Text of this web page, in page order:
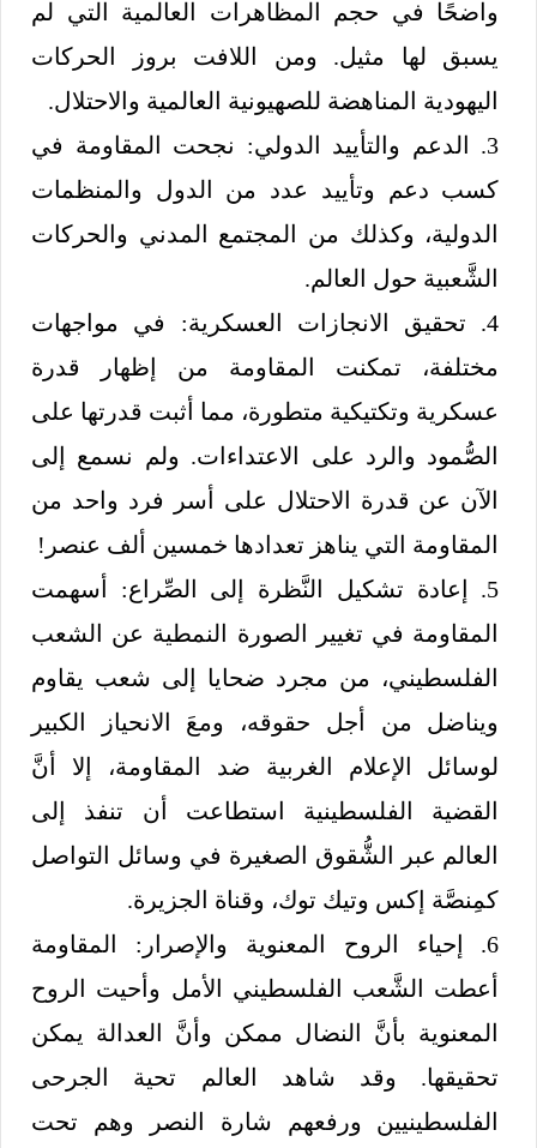
واضحًا في حجم المظاهرات العالمية التي لم
يسبق لها مثيل. ومن اللافت بروز الحركات
اليهودية المناهضة للصهيونية العالمية والاحتلال.
3. الدعم والتأييد الدولي: نجحت المقاومة في
كسب دعم وتأييد عدد من الدول والمنظمات
الدولية، وكذلك من المجتمع المدني والحركات
الشَّعبية حول العالم.
4. تحقيق الانجازات العسكرية: في مواجهات
مختلفة، تمكنت المقاومة من إظهار قدرة
عسكرية وتكتيكية متطورة، مما أثبت قدرتها على
الصُّمود والرد على الاعتداءات. ولم نسمع إلى
الآن عن قدرة الاحتلال على أسر فرد واحد من
المقاومة التي يناهز تعدادها خمسين ألف عنصر!
5. إعادة تشكيل النَّظرة إلى الصِّراع: أسهمت
المقاومة في تغيير الصورة النمطية عن الشعب
الفلسطيني، من مجرد ضحايا إلى شعب يقاوم
ويناضل من أجل حقوقه، ومعَ الانحياز الكبير
لوسائل الإعلام الغربية ضد المقاومة، إلا أنَّ
القضية الفلسطينية استطاعت أن تنفذ إلى
العالم عبر الشُّقوق الصغيرة في وسائل التواصل
كمِنصَّة إكس وتيك توك، وقناة الجزيرة.
6. إحياء الروح المعنوية والإصرار: المقاومة
أعطت الشَّعب الفلسطيني الأمل وأحيت الروح
المعنوية بأنَّ النضال ممكن وأنَّ العدالة يمكن
تحقيقها. وقد شاهد العالم تحية الجرحى
الفلسطينيين ورفعهم شارة النصر وهم تحت